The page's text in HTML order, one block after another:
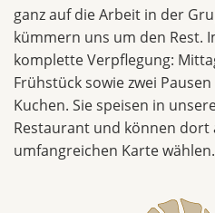
ganz auf die Arbeit in der
kümmern uns um den Rest.
komplette Verpflegung:
Frühstück sowie zwei
Kuchen. Sie speisen in
Restaurant und können dort
umfangreichen Karte wählen.